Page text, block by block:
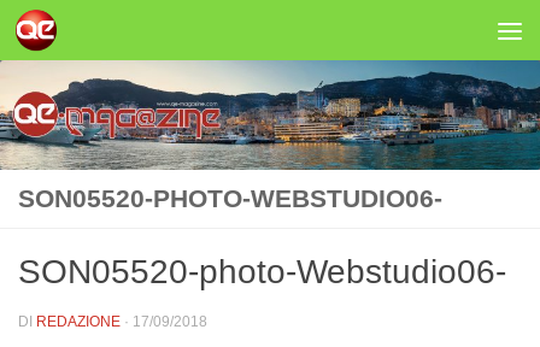
Salta al contenuto
SON05520-PHOTO-WEBSTUDIO06-
SON05520-photo-Webstudio06-
DI REDAZIONE · 17/09/2018